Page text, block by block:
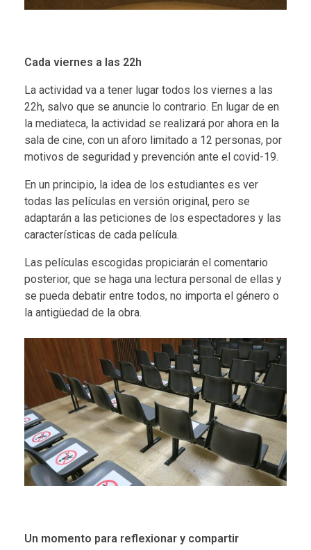
Cada viernes a las 22h
La actividad va a tener lugar todos los viernes a las
22h, salvo que se anuncie lo contrario. En lugar de en
la mediateca, la actividad se realizará por ahora en la
sala de cine, con un aforo limitado a 12 personas, por
motivos de seguridad y prevención ante el covid-19.
En un principio, la idea de los estudiantes es ver
todas las películas en versión original, pero se
adaptarán a las peticiones de los espectadores y las
características de cada película.
Las películas escogidas propiciarán el comentario
posterior, que se haga una lectura personal de ellas y
se pueda debatir entre todos, no importa el género o
la antigüedad de la obra.
Un momento para reflexionar y compartir